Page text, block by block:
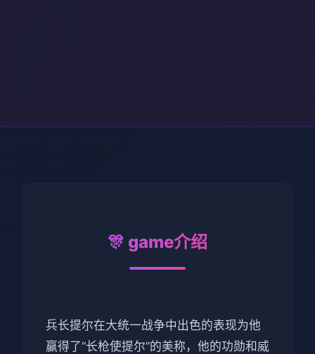
🎊 game介绍
兵长提尔在大统一战争中出色的表现为他
赢得了“长枪使提尔”的美称，他的功勋和威